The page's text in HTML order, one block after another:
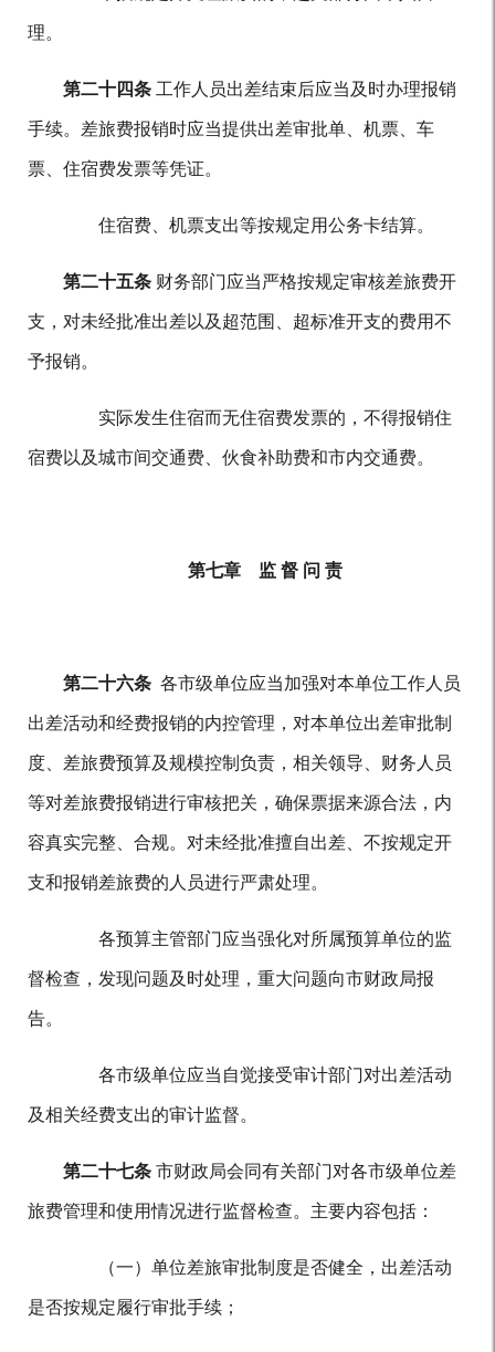
理。
第二十四条 工作人员出差结束后应当及时办理报销
手续。差旅费报销时应当提供出差审批单、机票、车
票、住宿费发票等凭证。
住宿费、机票支出等按规定用公务卡结算。
第二十五条 财务部门应当严格按规定审核差旅费开
支，对未经批准出差以及超范围、超标准开支的费用不
予报销。
实际发生住宿而无住宿费发票的，不得报销住
宿费以及城市间交通费、伙食补助费和市内交通费。
第七章 监 督 问 责
第二十六条 各市级单位应当加强对本单位工作人员
出差活动和经费报销的内控管理，对本单位出差审批制
度、差旅费预算及规模控制负责，相关领导、财务人员
等对差旅费报销进行审核把关，确保票据来源合法，内
容真实完整、合规。对未经批准擅自出差、不按规定开
支和报销差旅费的人员进行严肃处理。
各预算主管部门应当强化对所属预算单位的监
督检查，发现问题及时处理，重大问题向市财政局报
告。
各市级单位应当自觉接受审计部门对出差活动
及相关经费支出的审计监督。
第二十七条 市财政局会同有关部门对各市级单位差
旅费管理和使用情况进行监督检查。主要内容包括：
（一）单位差旅审批制度是否健全，出差活动
是否按规定履行审批手续；